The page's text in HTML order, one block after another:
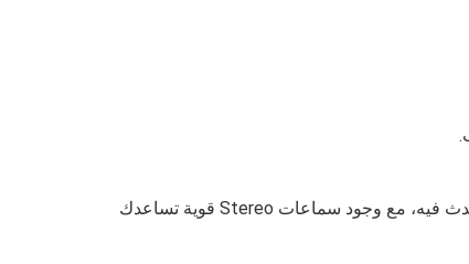
يدعم نظام الحماية والأمان حيث يتوفر فيه مستشعر البصمة In‑display، ويأتي الهاتف بميكروفون يساعد في عزل الضوضاء عند التحدث فيه، مع وجود سماعات Stereo قوية تساعدك